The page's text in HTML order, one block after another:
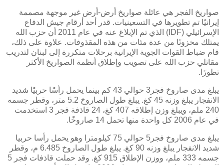
صواريخ الفجر هي عائلة صواريخ أرض-أرض غير موجهة مصممة
إيرانيًا تم تطويرها في التسعينيات. قدر أحد أرقام جيش الدفاع
الإسرائيلي (IDF)
الذي تم الإبلاغ عنه في عام 2011 أن حزب الله
يمتلك مخزونًا من عدة مئات من هذه المقذوفات. علاوة على ذلك،
قام ضباط القوات الجوية الإيرانية برحلات متكررة إلى لبنان لتدريب
مقاتلي حزب الله على تصويب وإطلاق أنظمة الصواريخ الأكثر
تطورًا .
يبلغ مدى صاروخ فجر3 حوالي 43 كم بينما يحمل رأسًا حربيًا شديد
الانفجار يبلغ وزنه 45 كغ. يبلغ طول الصاروخ 5.2 متر، وقطر جسمه
240 ملم، ويبلغ وزن إطلاقه 407 كغ، 24 قاذفة فجر 3 استخدمت
في عام 2006 كل واحدة منها تحمل 14 صاروخًا.
يبلغ مدى صاروخ فجر5 حوالي 75 كيلومترا وهو يحمل رأسا حربيا
شديد الانفجار يبلغ وزنه 90 كغ. يبلغ طول الصاروخ 6.485 م، وقطر
جسمه 333 ملم، ووزن الإطلاق 915 كغ. وقد حملت قاذفات فجر 5